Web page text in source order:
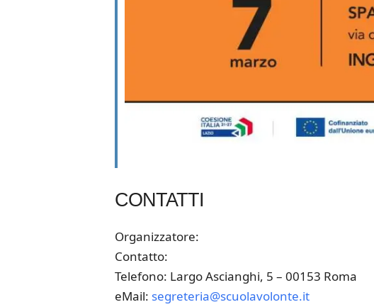
CONTATTI
Organizzatore:
Contatto:
Telefono: Largo Ascianghi, 5 – 00153 Roma
eMail: segreteria@scuolavolonte.it